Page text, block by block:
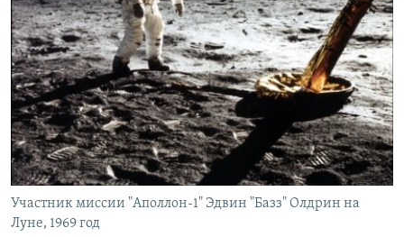
Участник миссии "Аполлон-1" Эдвин "Базз" Олдрин на
Луне, 1969 год